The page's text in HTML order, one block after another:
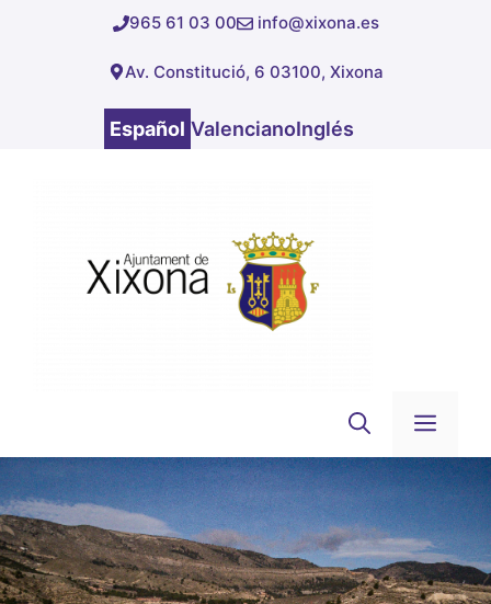
965 61 03 00 info@xixona.es
Av. Constitució, 6 03100, Xixona
Español ValencianoInglés